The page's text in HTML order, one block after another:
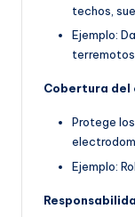
techos,
Ejemplo:
Cobertura del
Protege
Ejemplo: